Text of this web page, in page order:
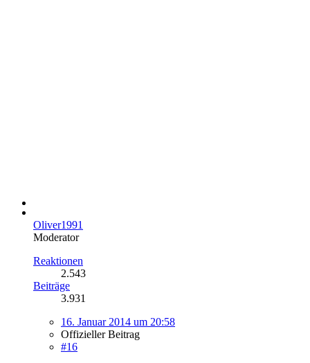
Oliver1991
Moderator
Reaktionen
2.543
Beiträge
3.931
16. Januar 2014 um 20:58
Offizieller Beitrag
#16